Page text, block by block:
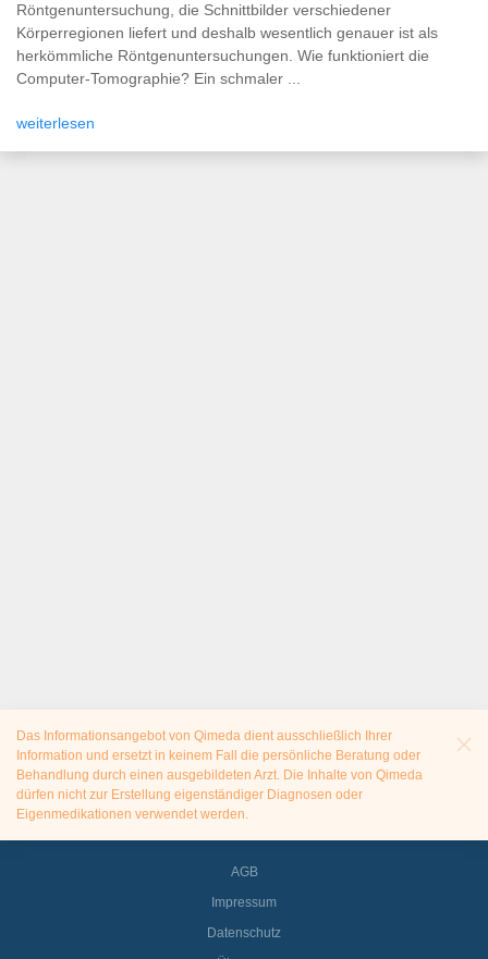
Röntgenuntersuchung, die Schnittbilder verschiedener
Körperregionen liefert und deshalb wesentlich genauer ist als
herkömmliche Röntgenuntersuchungen. Wie funktioniert die
Computer-Tomographie? Ein schmaler ...
weiterlesen
Das Informationsangebot von Qimeda dient ausschließlich Ihrer
Information und ersetzt in keinem Fall die persönliche Beratung oder
Behandlung durch einen ausgebildeten Arzt. Die Inhalte von Qimeda
dürfen nicht zur Erstellung eigenständiger Diagnosen oder
Eigenmedikationen verwendet werden.
AGB
Impressum
Datenschutz